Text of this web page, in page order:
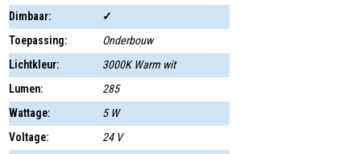
Dimbaar:
✓
Toepassing:
Onderbouw
Lichtkleur:
3000K Warm wit
Lumen:
285
Wattage:
5 W
Voltage:
24 V